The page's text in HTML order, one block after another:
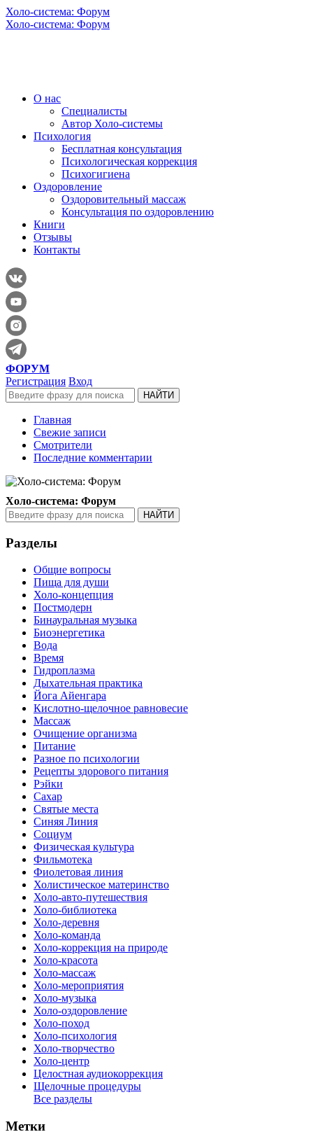
Холо-система: Форум
Холо-система: Форум
О нас
Специалисты
Автор Холо-системы
Психология
Бесплатная консультация
Психологическая коррекция
Психогигиена
Оздоровление
Оздоровительный массаж
Консультация по оздоровлению
Книги
Отзывы
Контакты
ФОРУМ
Регистрация Вход
Главная
Свежие записи
Смотрители
Последние комментарии
Холо-система: Форум
Разделы
Общие вопросы
Пища для души
Холо-концепция
Постмодерн
Бинауральная музыка
Биоэнергетика
Вода
Время
Гидроплазма
Дыхательная практика
Йога Айенгара
Кислотно-щелочное равновесие
Массаж
Очищение организма
Питание
Разное по психологии
Рецепты здорового питания
Рэйки
Сахар
Святые места
Синяя Линия
Социум
Физическая культура
Фильмотека
Фиолетовая линия
Холистическое материнство
Холо-авто-путешествия
Холо-библиотека
Холо-деревня
Холо-команда
Холо-коррекция на природе
Холо-красота
Холо-массаж
Холо-мероприятия
Холо-музыка
Холо-оздоровление
Холо-поход
Холо-психология
Холо-творчество
Холо-центр
Целостная аудиокоррекция
Щелочные процедуры
Все разделы
Метки